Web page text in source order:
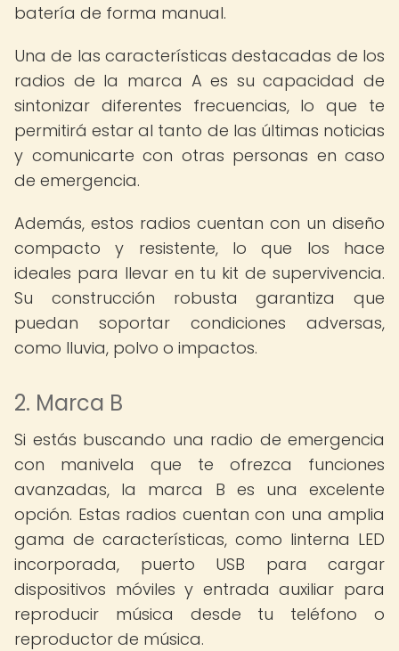
batería de forma manual.
Una de las características destacadas de los
radios de la marca A es su capacidad de
sintonizar diferentes frecuencias, lo que te
permitirá estar al tanto de las últimas noticias
y comunicarte con otras personas en caso
de emergencia.
Además, estos radios cuentan con un diseño
compacto y resistente, lo que los hace
ideales para llevar en tu kit de supervivencia.
Su construcción robusta garantiza que
puedan soportar condiciones adversas,
como lluvia, polvo o impactos.
2. Marca B
Si estás buscando una radio de emergencia
con manivela que te ofrezca funciones
avanzadas, la marca B es una excelente
opción. Estas radios cuentan con una amplia
gama de características, como linterna LED
incorporada, puerto USB para cargar
dispositivos móviles y entrada auxiliar para
reproducir música desde tu teléfono o
reproductor de música.